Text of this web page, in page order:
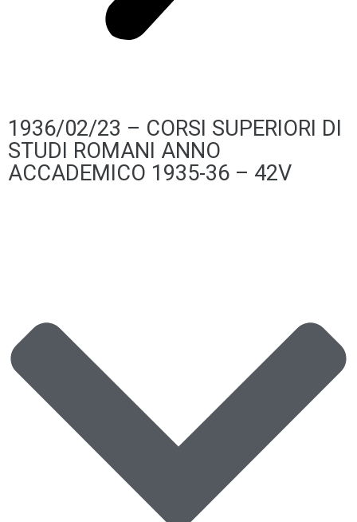
1936/02/23 – CORSI SUPERIORI DI
STUDI ROMANI ANNO
ACCADEMICO 1935-36 – 42V